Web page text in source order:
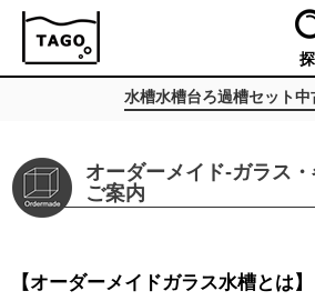
水槽水槽台ろ過槽セット中
オーダーメイド-ガラス
ご案内
【オーダーメイドガラス水槽とは】